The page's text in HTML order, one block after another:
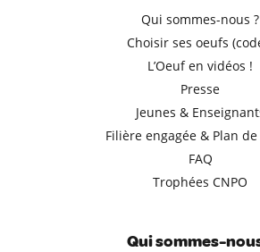
Qui sommes-nous ?
Choisir ses oeufs
L’Oeuf en vidéos !
Presse
Jeunes &
Filière engagée & Plan
FAQ
Trophées CNPO
Qui sommes-